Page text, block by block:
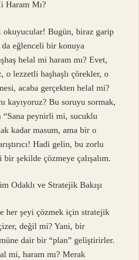
Haram Mı?
okuyucular! Bugün, biraz garip
eğlenceli bir konuya
helal mi haram mı? Evet,
o lezzetli haşhaşlı çörekler, o
acaba gerçekten helal mi?
kayıyoruz? Bu soruyu sormak,
“Sana peynirli mi, sucuklu
kadar masum, ama bir o
Hadi gelin, bu zorlu
şekilde çözmeye çalışalım.
Odaklı ve Stratejik Bakışı
her şeyi çözmek için stratejik
değil mi? Yani, bir
dair bir “plan” geliştirirler.
mi, haram mı? Merak